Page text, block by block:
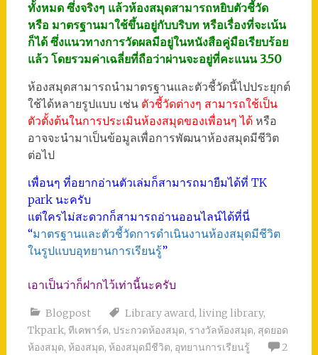
ทั้งหมด ซึ่งจริงๆ แล้วห้องสมุดสามารถหยิบตัวชี้วัด
หรือ มาตรฐานมาใช้ขึ้นอยู่กับบริบท หรือเรื่องที่จะเน้น
ก็ได้ ซึ่งแนวทางการวัดผลมีอยู่ในหนังสือคู่มือเรียบร้อย
แล้ว โดยรวมค่าเฉลี่ยที่ถือว่าผ่านจะอยู่ที่คะแนน 3.50
ห้องสมุดสามารถนำมาตรฐานและตัวชี้วัดนี้ไปประยุกต์
ใช้ได้หลายรูปแบบ เช่น ตัวชี้วัดต่างๆ สามารถใช้เป็น
ตัวตั้งต้นในการประเมินห้องสมุดของเพื่อนๆ ได้หรือ
อาจจะนำมาเป็นข้อมูลเพื่อการพัฒนาห้องสมุดมีชีวิต
ต่อไป
เพื่อนๆ ที่อยากอ่านตัวเล่มก็สามารถมายืมได้ที่ TK
park นะครับ
แต่ใครไม่สะดวกก็สามารถอ่านออนไลน์ได้ที่นี่
“มาตรฐานและตัวชี้วัดการดำเนินงานห้องสมุดมีชีวิต
ในรูปแบบอุทยานการเรียนรู้”
เอาเป็นว่าก็ฝากไว้เท่านี้นะครับ
Blogpost Library award, living library,
Tkpark, ทีเคพาร์ค, ประกวดห้องสมุด, รางวัลห้องสมุด, สุดยอด
ห้องสมุด, ห้องสมุด, ห้องสมุดมีชีวิต, อุทยานการเรียนรู้
2